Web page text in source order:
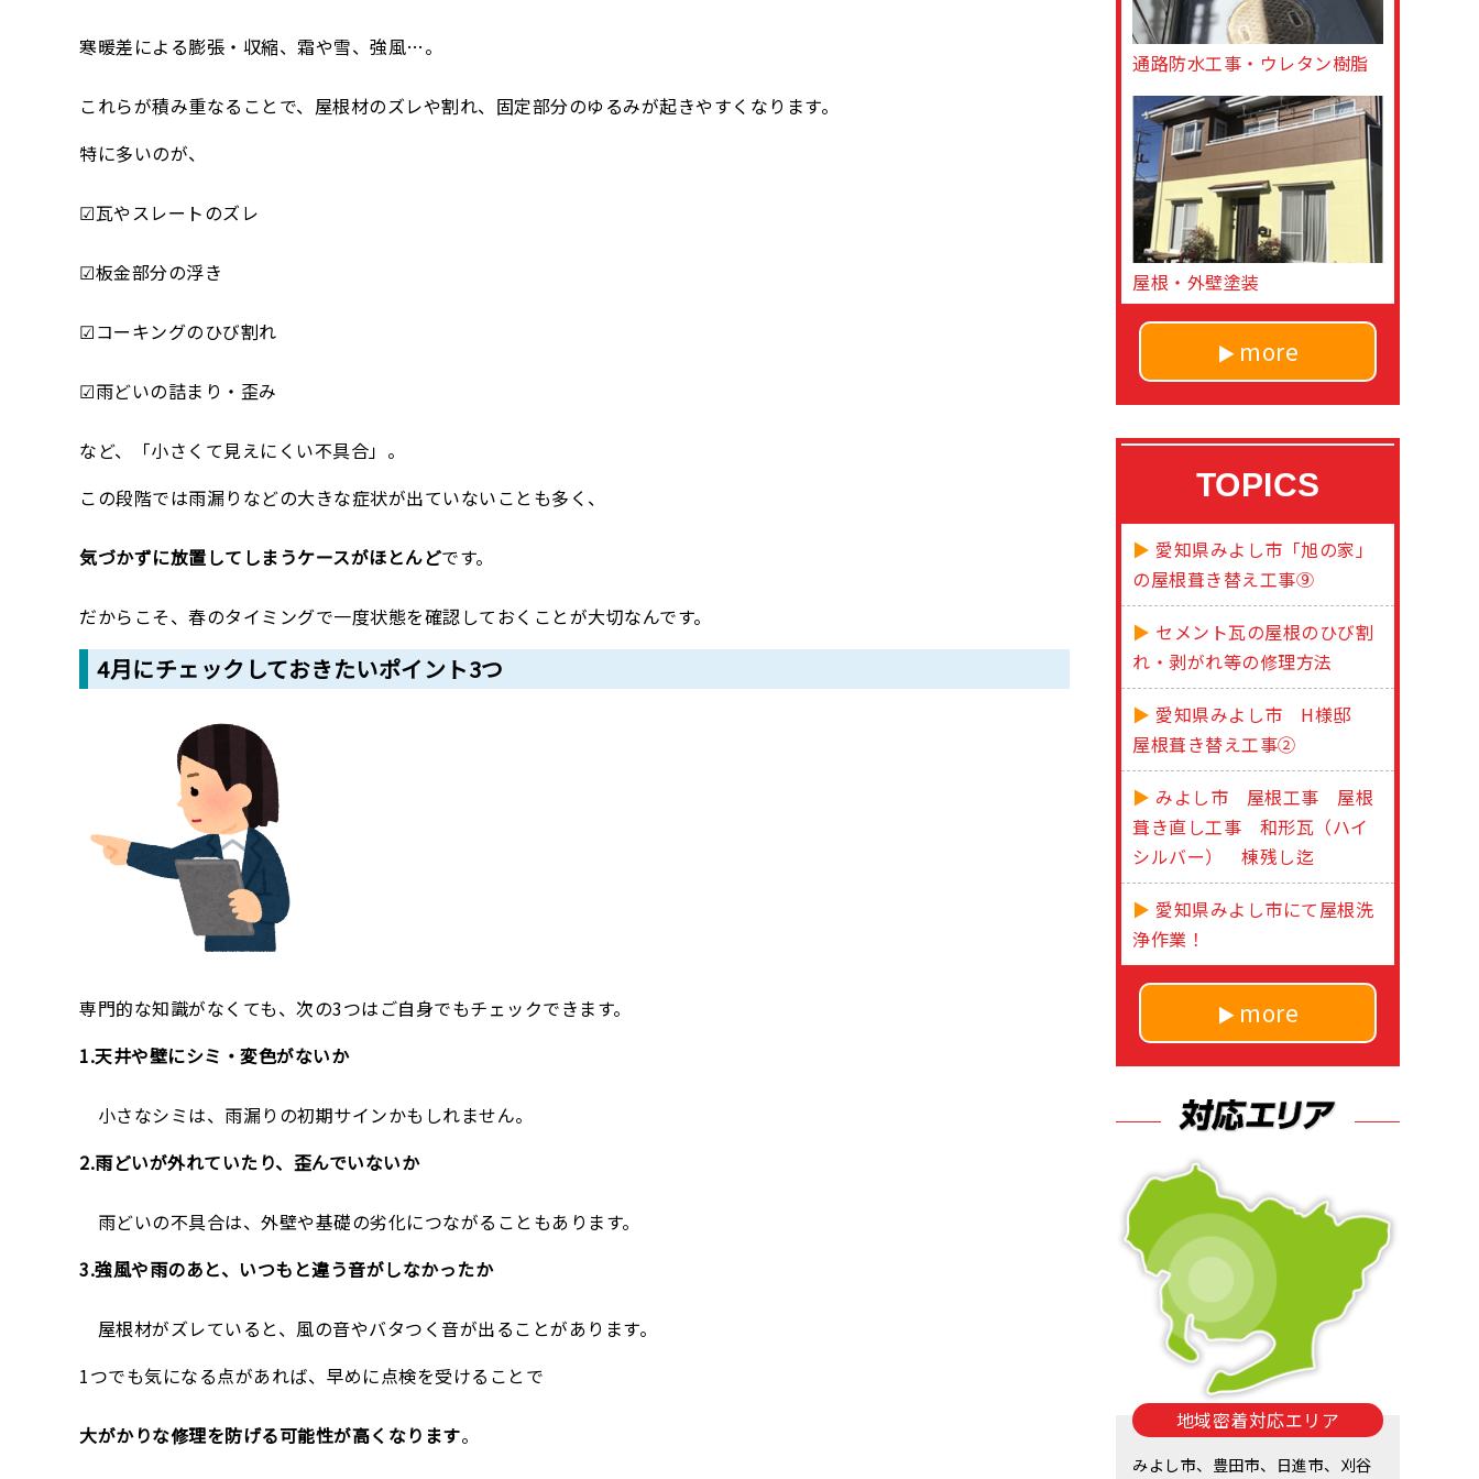
寒暖差による膨張・収縮、霜や雪、強風…。
これらが積み重なることで、屋根材のズレや割れ、固定部分のゆるみが起きやすくなります。
特に多いのが、
☑瓦やスレートのズレ
☑板金部分の浮き
☑コーキングのひび割れ
☑雨どいの詰まり・歪み
など、「小さくて見えにくい不具合」。
この段階では雨漏りなどの大きな症状が出ていないことも多く、
気づかずに放置してしまうケースがほとんどです。
だからこそ、春のタイミングで一度状態を確認しておくことが大切なんです。
4月にチェックしておきたいポイント3つ
専門的な知識がなくても、次の3つはご自身でもチェックできます。
1.天井や壁にシミ・変色がないか
小さなシミは、雨漏りの初期サインかもしれません。
2.雨どいが外れていたり、歪んでいないか
雨どいの不具合は、外壁や基礎の劣化につながることもあります。
3.強風や雨のあと、いつもと違う音がしなかったか
屋根材がズレていると、風の音やバタつく音が出ることがあります。
1つでも気になる点があれば、早めに点検を受けることで
大がかりな修理を防げる可能性が高くなります。
通路防水工事・ウレタン樹脂
屋根・外壁塗装
more
TOPICS
愛知県みよし市「旭の家」
の屋根葺き替え工事⑨
セメント瓦の屋根のひび割
れ・剥がれ等の修理方法
愛知県みよし市 H様邸
屋根葺き替え工事②
みよし市 屋根工事 屋根
葺き直し工事 和形瓦（ハイ
シルバー） 棟残し迄
愛知県みよし市にて屋根洗
浄作業！
more
地域密着対応エリア
みよし市、豊田市、日進市、刈谷